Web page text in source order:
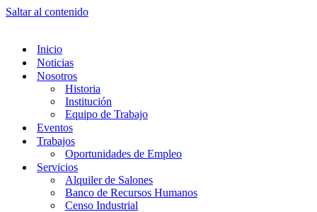
Saltar al contenido
Inicio
Noticias
Nosotros
Historia
Institución
Equipo de Trabajo
Eventos
Trabajos
Oportunidades de Empleo
Servicios
Alquiler de Salones
Banco de Recursos Humanos
Censo Industrial